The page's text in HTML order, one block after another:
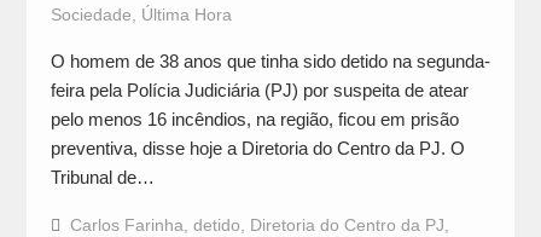
Sociedade, Última Hora
O homem de 38 anos que tinha sido detido na segunda-
feira pela Polícia Judiciária (PJ) por suspeita de atear
pelo menos 16 incêndios, na região, ficou em prisão
preventiva, disse hoje a Diretoria do Centro da PJ. O
Tribunal de…
Carlos Farinha, detido, Diretoria do Centro da PJ,